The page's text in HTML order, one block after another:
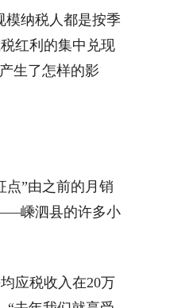
纳税人都是按季
红利的集中兑现
生了怎样的影
”由之前的月销
嵊泗县的许多小
应税收入在20万